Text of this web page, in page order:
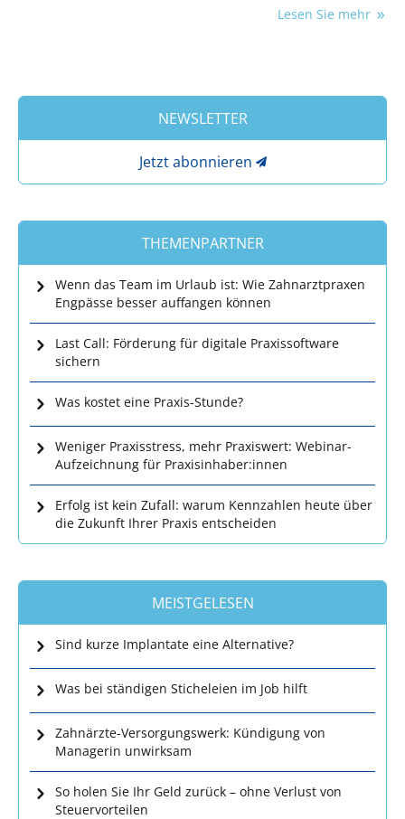
Lesen Sie mehr
NEWSLETTER
Jetzt abonnieren
THEMENPARTNER
Wenn das Team im Urlaub ist: Wie Zahnarztpraxen
Engpässe besser auffangen können
Last Call: Förderung für digitale Praxissoftware
sichern
Was kostet eine Praxis-Stunde?
Weniger Praxisstress, mehr Praxiswert: Webinar-
Aufzeichnung für Praxisinhaber:innen
Erfolg ist kein Zufall: warum Kennzahlen heute über
die Zukunft Ihrer Praxis entscheiden
MEISTGELESEN
Sind kurze Implantate eine Alternative?
Was bei ständigen Sticheleien im Job hilft
Zahnärzte-Versorgungswerk: Kündigung von
Managerin unwirksam
So holen Sie Ihr Geld zurück – ohne Verlust von
Steuervorteilen